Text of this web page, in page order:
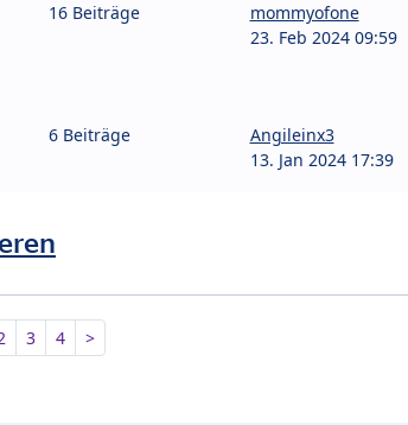
16 Beiträge
mommyofone
23. Feb 2024 09:59
6 Beiträge
Angileinx3
13. Jan 2024 17:39
3 4 >